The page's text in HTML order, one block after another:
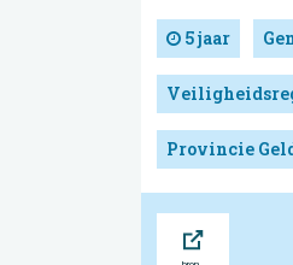
5 jaar
Provincie